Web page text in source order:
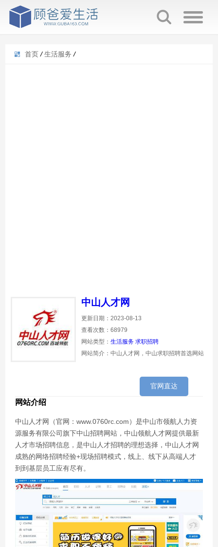
首页 / 生活服务 /
中山人才网
更新日期：2023-08-13
查看次数：68979
网站类型：生活服务 求职招聘
网站简介：中山人才网，中山求职招聘首选网站
官网直达
网站介绍
中山人才网（官网：www.0760rc.com）是中山市领航人力资
源服务有限公司旗下中山招聘网站，中山领航人才网提供最新
人才市场招聘信息，是中山人才招聘的理想选择，中山人才网
成熟的网络招聘经验+现场招聘模式，线上、线下从高端人才
到到基层员工应有尽有。